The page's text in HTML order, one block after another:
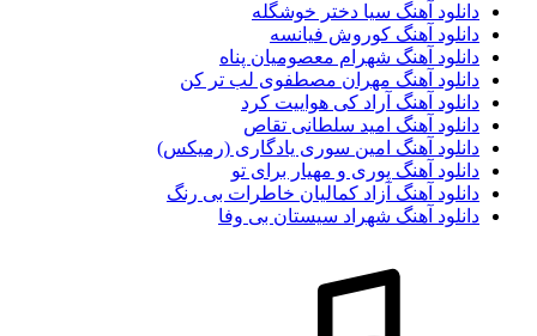
دانلود آهنگ سیا دختر خوشگله
دانلود آهنگ کوروش فیانسه
دانلود آهنگ شهرام معصومیان پناه
دانلود آهنگ مهران مصطفوی لب تر کن
دانلود آهنگ آراد کی هواییت کرد
دانلود آهنگ امید سلطانی تقاص
دانلود آهنگ امین سوری یادگاری (رمیکس)
دانلود آهنگ پوری و مهیار برای تو
دانلود آهنگ آزاد کمالیان خاطرات بی رنگ
دانلود آهنگ شهراد سیستان بی وفا